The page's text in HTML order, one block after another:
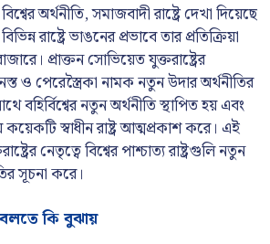
অর্থনীতি, সমাজবাদী রাষ্ট্রে দেখা দিয়েছে
রাষ্ট্রে ভাঙনের প্রভাবে তার প্রতিক্রিয়া
প্রাক্তন সোভিয়েত যুক্তরাষ্ট্রের
ও পেরেস্ত্রৈকা নামক নতুন উদার অর্থনীতির
বহির্বিশ্বের নতুন অর্থনীতি স্থাপিত হয় এবং
কয়েকটি স্বাধীন রাষ্ট্র আত্মপ্রকাশ করে। এই
নেতৃত্বে বিশ্বের পাশ্চাত্য রাষ্ট্রগুলি নতুন
সূচনা করে।
কি বুঝায়